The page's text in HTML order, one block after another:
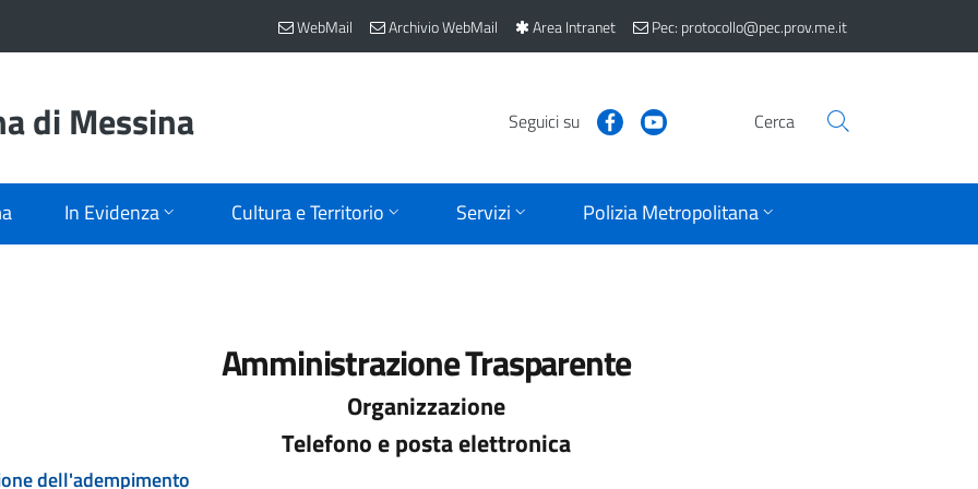
WebMail Archivio WebMail Area Intranet Pec: protocollo@pec.prov.me.it
di Messina Seguici su Cerca
In Evidenza Cultura e Territorio Servizi Polizia Metropolitana
Amministrazione Trasparente
Organizzazione
Telefono e posta elettronica
dell'adempimento